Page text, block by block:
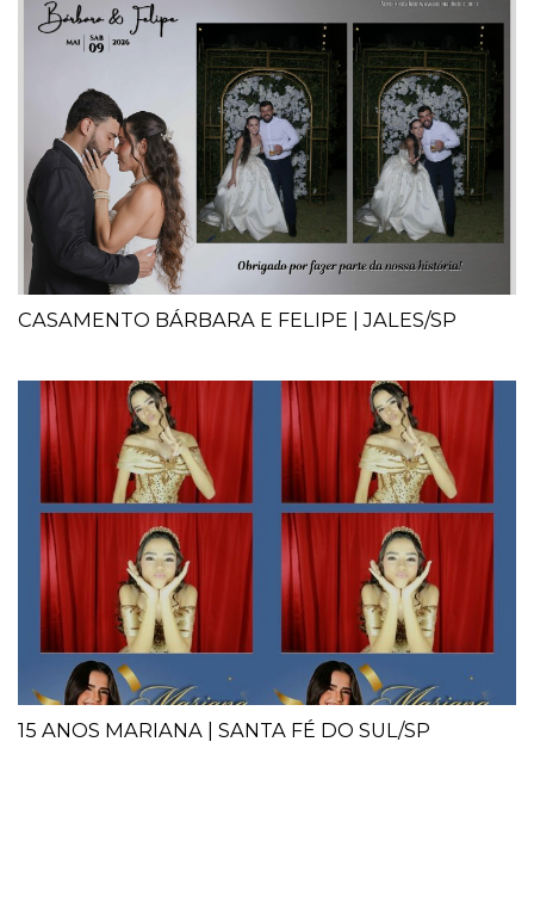
CASAMENTO BÁRBARA E FELIPE | JALES/SP
15 ANOS MARIANA | SANTA FÉ DO SUL/SP